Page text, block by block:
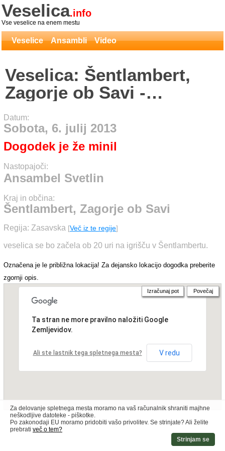
Veselica.info
Vse veselice na enem mestu
Veselice Ansambli Video
Veselica: Šentlambert,
Zagorje ob Savi -
Ansambel Svetlin
Datum:
Sobota, 6. julij 2013
Dogodek je že minil
Nastopajoči:
Ansambel Svetlin
Kraj in občina:
Šentlambert, Zagorje ob Savi
Regija: Zasavska [Več iz te regije]
veselica se bo začela ob 20 uri na igrišču v Šentlambertu.
Označena je le približna lokacija! Za dejansko lokacijo dogodka preberite
zgornji opis.
Ta stran ne more pravilno naložiti Google
Zemljevidov.
Ali ste lastnik tega spletnega mesta? V redu
Izračunaj pot Povečaj
Za delovanje spletnega mesta moramo na vaš računalnik shraniti majhne
neškodljive datoteke - piškotke.
Po zakonodaji EU moramo pridobiti vašo privolitev. Se strinjate? Ali želite
prebrati več o tem?
Strinjam se